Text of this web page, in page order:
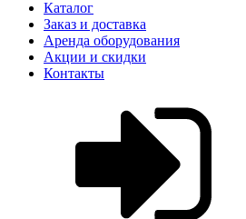
Каталог
Заказ и доставка
Аренда оборудования
Акции и скидки
Контакты